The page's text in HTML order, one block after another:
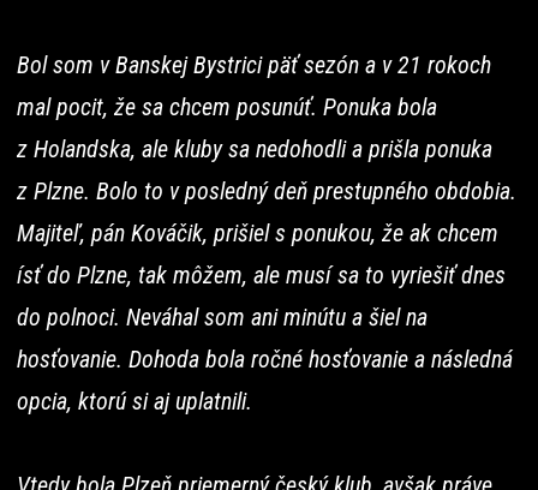
Bol som v Banskej Bystrici päť sezón a v 21 rokoch
mal pocit, že sa chcem posunúť. Ponuka bola
z Holandska, ale kluby sa nedohodli a prišla ponuka
z Plzne. Bolo to v posledný deň prestupného obdobia.
Majiteľ, pán Kováčik, prišiel s ponukou, že ak chcem
ísť do Plzne, tak môžem, ale musí sa to vyriešiť dnes
do polnoci. Neváhal som ani minútu a šiel na
hosťovanie. Dohoda bola ročné hosťovanie a následná
opcia, ktorú si aj uplatnili.